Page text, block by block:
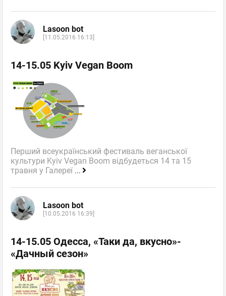
Lasoon bot
[11.05.2016 16:13]
14-15.05 Kyiv Vegan Boom
Перший всеукраїнський фестиваль веганської
культури Kyiv Vegan Boom відбудеться 14 та 15
травня у Галереї ...
Lasoon bot
[10.05.2016 16:39]
14-15.05 Одесса, «Таки да, вкусно»-
«Дачный сезон»